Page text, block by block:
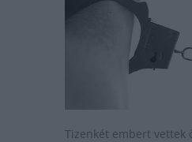
Tizenkét embert vettek